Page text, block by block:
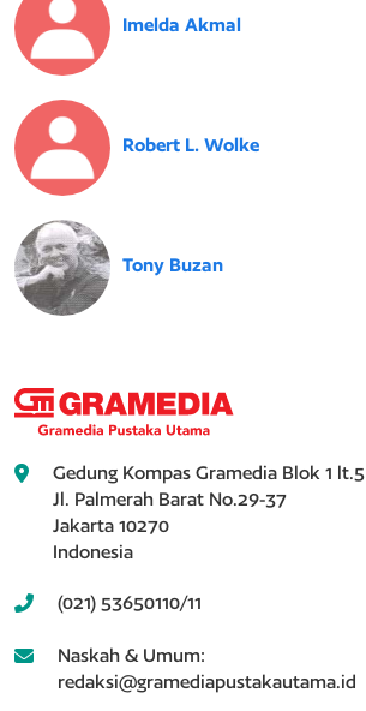
Imelda Akmal
Robert L. Wolke
Tony Buzan
Gedung Kompas Gramedia Blok 1 lt.5
Jl. Palmerah Barat No.29-37
Jakarta 10270
Indonesia
(021) 53650110/11
Naskah & Umum:
redaksi@gramediapustakautama.id